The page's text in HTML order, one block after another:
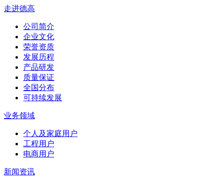
走进德高
公司简介
企业文化
荣誉资质
发展历程
产品研发
质量保证
全国分布
可持续发展
业务领域
个人及家庭用户
工程用户
电商用户
新闻资讯